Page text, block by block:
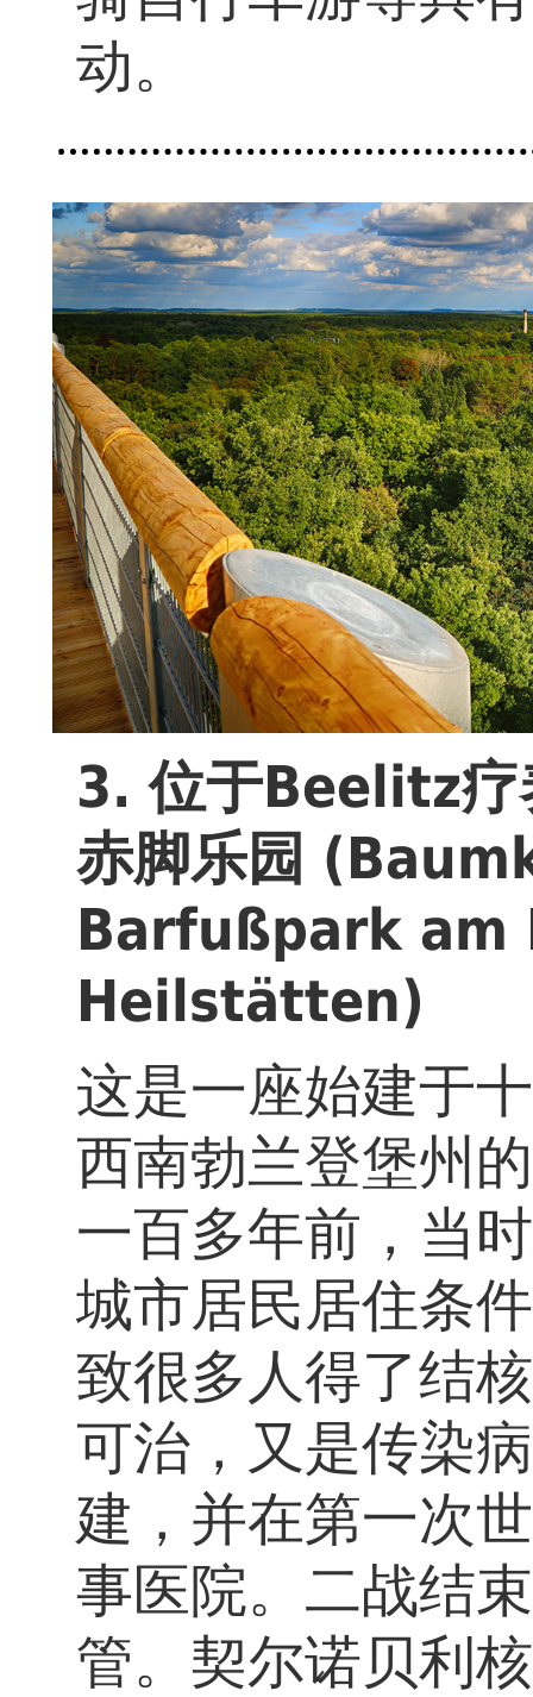
动。
3. 位于Beelitz疗
赤脚乐园
Barfußpark am
Heilstätten)
这是一座始建于
西南勃兰登堡州
一百多年前，当
城市居民居住条
致很多人得了结
可治，又是传染
建，并在第一次
事医院。二战结
管。契尔诺贝利